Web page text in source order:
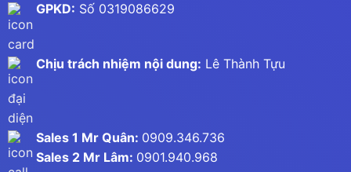
GPKD: Số 0319086629
Chịu trách nhiệm nội dung: Lê Thành Tựu
Sales 1 Mr Quân: 0909.346.736
Sales 2 Mr Lâm: 0901.940.968